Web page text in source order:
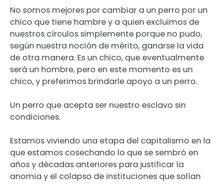
No somos mejores por cambiar a un perro por un
chico que tiene hambre y a quien excluimos de
nuestros círculos simplemente porque no pudo,
según nuestra noción de mérito, ganarse la vida
de otra manera. Es un chico, que eventualmente
será un hombre, pero en este momento es un
chico, y preferimos brindarle apoyo a un perro.
Un perro que acepta ser nuestro esclavo sin
condiciones.
Estamos viviendo una etapa del capitalismo en la
que estamos cosechando lo que se sembró en
años y décadas anteriores para justificar la
anomia y el colapso de instituciones que solían